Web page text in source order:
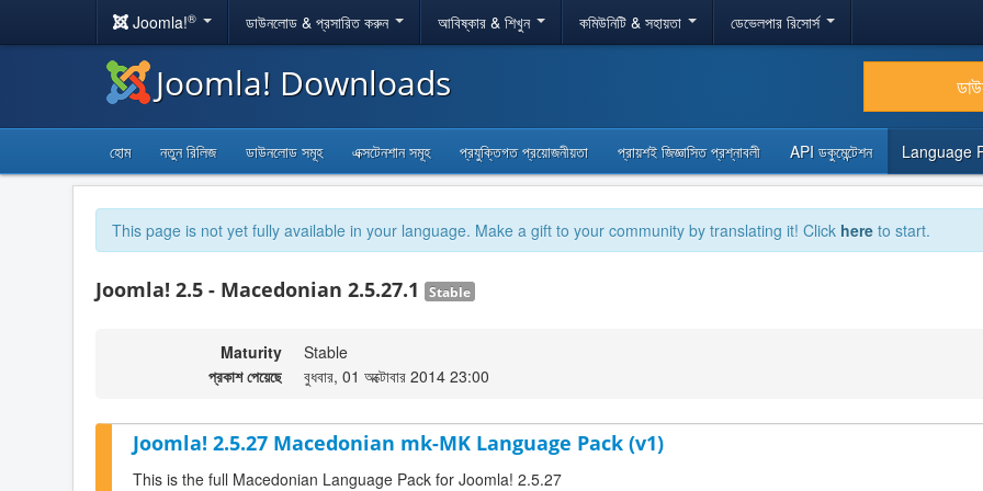
Joomla!® ডাউনলোড & প্রসারিত করুন আবিষ্কার & শিখুন কমিউনিটি & সহায়তা ডেভেলপার রিসোর্স
Joomla! Downloads
হোম নতুন রিলিজ ডাউনলোড সমূহ এক্সটেনশান সমূহ প্রযুক্তিগত প্রয়োজনীয়তা প্রায়শই জিজ্ঞাসিত প্রশ্নাবলী API ডকুমেন্টেশন Language
This page is not yet fully available in your language. Make a gift to your community by translating it! Click here to start.
Joomla! 2.5 - Macedonian 2.5.27.1 Stable
Maturity
Stable
প্রকাশ পেয়েছে
বুধবার, 01 অক্টোবার 2014 23:00
Joomla! 2.5.27 Macedonian mk-MK Language Pack (v1)
This is the full Macedonian Language Pack for Joomla! 2.5.27